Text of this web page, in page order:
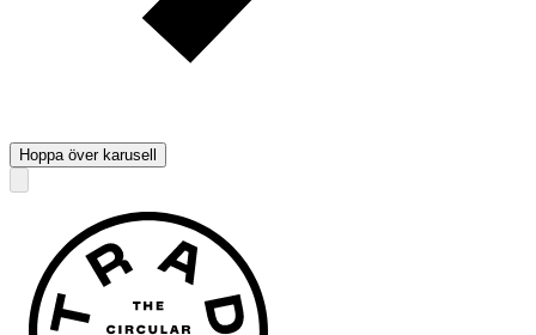
Hoppa över karusell